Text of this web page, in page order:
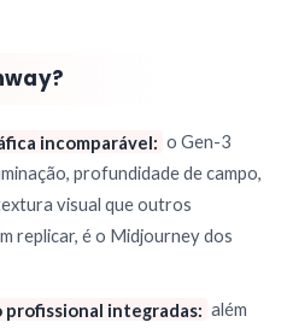
incomparável: o Gen-3
profundidade de campo,
visual que outros
replicar, é o Midjourney dos
profissional integradas: além